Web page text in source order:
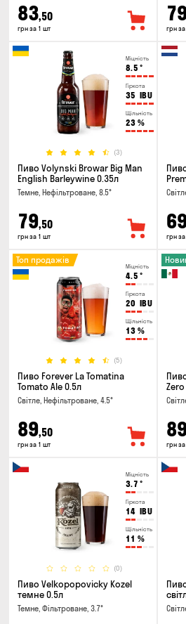
83,50
грн за 1 шт грн
Міцність
8.5 °
Гіркота
35 IBU
Щільність
23 %
(3)
Пиво Volynski Browar Big Man
English Barleywine 0.35л
Темне, Нефільтроване, 8.5°
79,50
грн за 1 шт грн
Міцність
4.5 °
Гіркота
20 IBU
Щільність
13 %
(5)
Топ продажів
Пиво Forever La Tomatina
Tomato Ale 0.5л
Світле, Нефільтроване, 4.5°
89,50
грн за 1 шт грн
Міцність
3.7 °
Гіркота
14 IBU
Щільність
11 %
(0)
Пиво Velkopopovicky Kozel
темне 0.5л
Темне, Фільтроване, 3.7°